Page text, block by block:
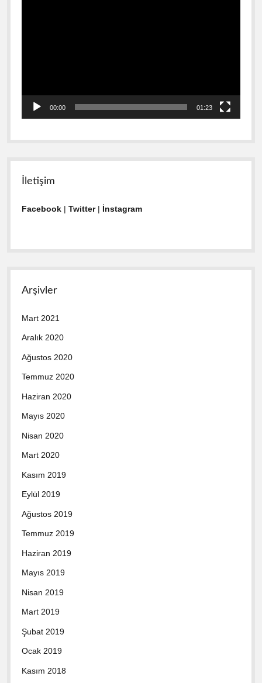
00:00 01:23
İletişim
Facebook |Twitter| İnstagram
Arşivler
Mart 2021
Aralık 2020
Ağustos 2020
Temmuz 2020
Haziran 2020
Mayıs 2020
Nisan 2020
Mart 2020
Kasım 2019
Eylül 2019
Ağustos 2019
Temmuz 2019
Haziran 2019
Mayıs 2019
Nisan 2019
Mart 2019
Şubat 2019
Ocak 2019
Kasım 2018